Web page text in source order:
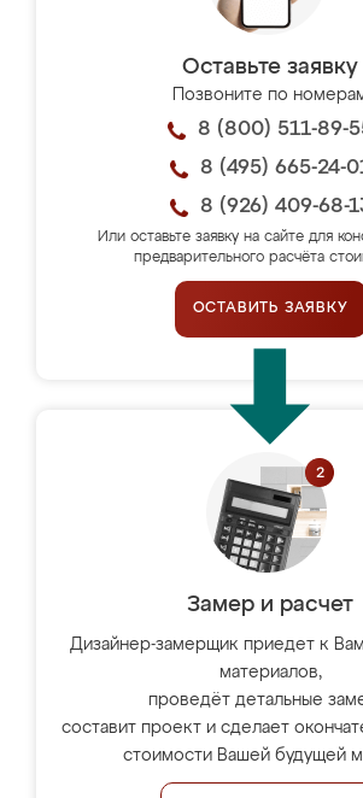
Оставьте заявку
Позвоните по
8 (800) 511-89-
8 (495) 665-24-
8 (926) 409-68-
Или оставьте заявку на сайте для
предварительного расчёта
ОСТАВИТЬ ЗАЯВКУ
Замер и расчет
Дизайнер-замерщик приедет к
материалов,
проведёт детальные
составит проект и сделает
стоимости Вашей будущей